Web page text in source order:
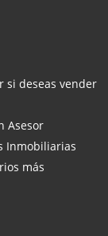
si deseas vender
Asesor
Inmobiliarias
más